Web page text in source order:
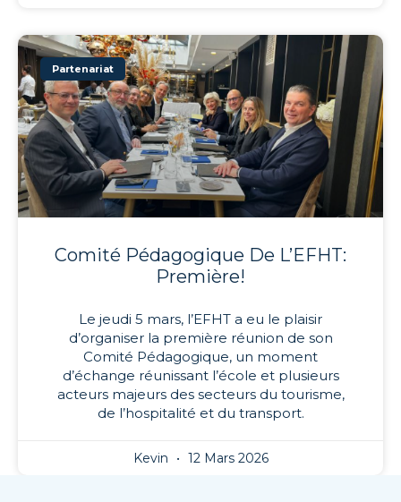
Partenariat
Comité Pédagogique De L’EFHT:
Première!
Le jeudi 5 mars, l’EFHT a eu le plaisir
d’organiser la première réunion de son
Comité Pédagogique, un moment
d’échange réunissant l’école et plusieurs
acteurs majeurs des secteurs du tourisme,
de l’hospitalité et du transport.
Kevin 12 Mars 2026